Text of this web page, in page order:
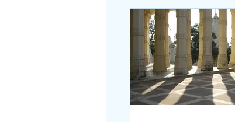
Storia Ambiente